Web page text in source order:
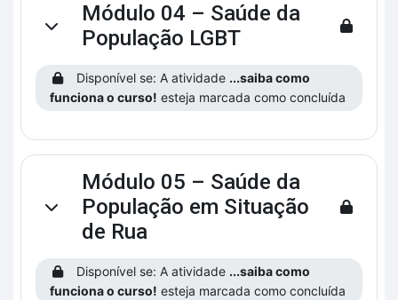
Contrair
Módulo 04 – Saúde da
População LGBT
Disponível se: A atividade ...saiba como
funciona o curso! esteja marcada como concluída
Contrair
Módulo 05 – Saúde da
População em Situação
de Rua
Disponível se: A atividade ...saiba como
funciona o curso! esteja marcada como concluída